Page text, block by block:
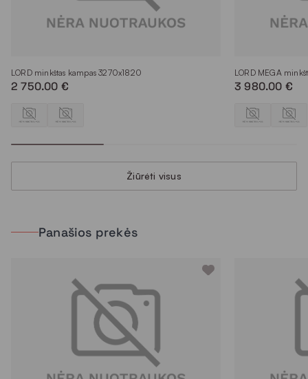
LORD minkštas kampas 3270x1820
2 750.00 €
LORD MEGA
3 980.00 €
Žiūrėti visus
Panašios prekės